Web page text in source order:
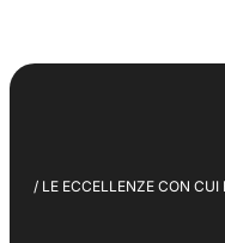
/ LE ECCELLENZE CON